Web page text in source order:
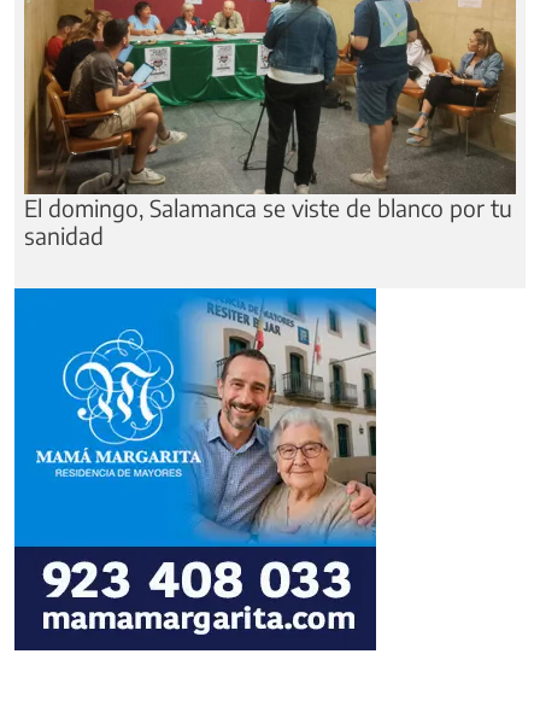
El domingo, Salamanca se viste de blanco por tu
sanidad